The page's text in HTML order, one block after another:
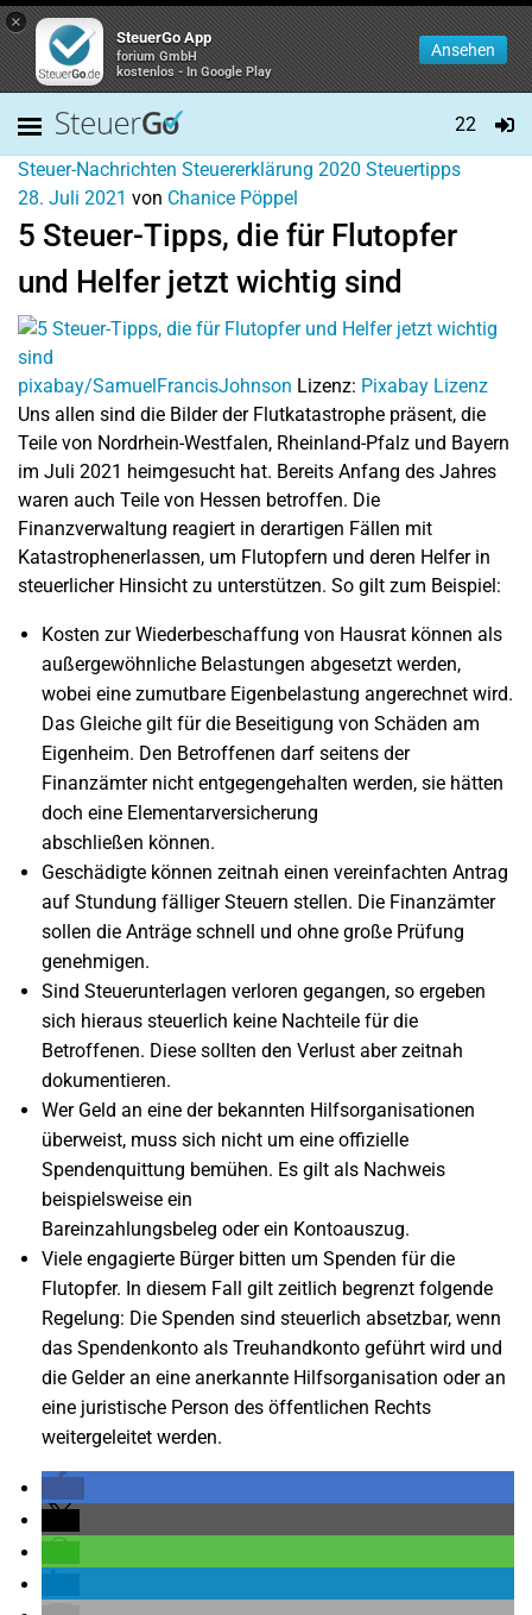
×
SteuerGo App
forium GmbH
kostenlos - In Google Play
Ansehen
22
Steuer-Nachrichten Steuererklärung 2020 Steuertipps
28. Juli 2021 von Chanice Pöppel
5 Steuer-Tipps, die für Flutopfer
und Helfer jetzt wichtig sind
pixabay/SamuelFrancisJohnson Lizenz: Pixabay Lizenz
Uns allen sind die Bilder der Flutkatastrophe präsent, die
Teile von Nordrhein-Westfalen, Rheinland-Pfalz und Bayern
im Juli 2021 heimgesucht hat. Bereits Anfang des Jahres
waren auch Teile von Hessen betroffen. Die
Finanzverwaltung reagiert in derartigen Fällen mit
Katastrophenerlassen, um Flutopfern und deren Helfer in
steuerlicher Hinsicht zu unterstützen. So gilt zum Beispiel:
Kosten zur Wiederbeschaffung von Hausrat können als
außergewöhnliche Belastungen abgesetzt werden,
wobei eine zumutbare Eigenbelastung angerechnet wird.
Das Gleiche gilt für die Beseitigung von Schäden am
Eigenheim. Den Betroffenen darf seitens der
Finanzämter nicht entgegengehalten werden, sie hätten
doch eine Elementarversicherung
abschließen können.
Geschädigte können zeitnah einen vereinfachten Antrag
auf Stundung fälliger Steuern stellen. Die Finanzämter
sollen die Anträge schnell und ohne große Prüfung
genehmigen.
Sind Steuerunterlagen verloren gegangen, so ergeben
sich hieraus steuerlich keine Nachteile für die
Betroffenen. Diese sollten den Verlust aber zeitnah
dokumentieren.
Wer Geld an eine der bekannten Hilfsorganisationen
überweist, muss sich nicht um eine offizielle
Spendenquittung bemühen. Es gilt als Nachweis
beispielsweise ein
Bareinzahlungsbeleg oder ein Kontoauszug.
Viele engagierte Bürger bitten um Spenden für die
Flutopfer. In diesem Fall gilt zeitlich begrenzt folgende
Regelung: Die Spenden sind steuerlich absetzbar, wenn
das Spendenkonto als Treuhandkonto geführt wird und
die Gelder an eine anerkannte Hilfsorganisation oder an
eine juristische Person des öffentlichen Rechts
weitergeleitet werden.